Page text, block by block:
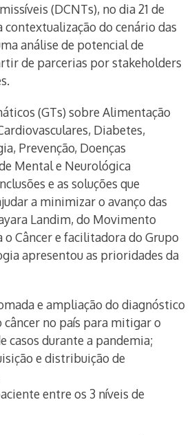
(DCNTs), no dia 21 de
contextualização do cenário das
análise de potencial de
de parcerias por stakeholders
(GTs) sobre Alimentação
Diabetes,
Prevenção, Doenças
Mental e Neurológica
e as soluções que
a minimizar o avanço das
Landim, do Movimento
o Câncer e facilitadora do Grupo
apresentou as prioridades da
e ampliação do diagnóstico
no país para mitigar o
casos durante a pandemia;
e distribuição de
entre os 3 níveis de